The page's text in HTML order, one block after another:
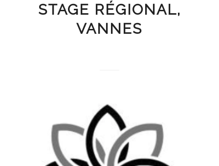
STAGE RÉGIONAL,
VANNES